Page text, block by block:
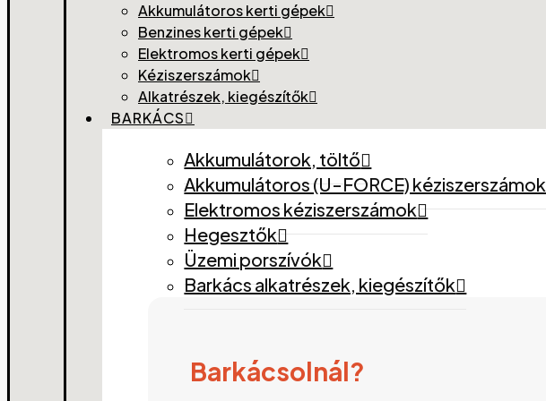
Akkumulátoros kerti gépek
Benzines kerti gépek
Elektromos kerti gépek
Kéziszerszámok
Alkatrészek, kiegészítők
BARKÁCS
Akkumulátorok, töltő
Akkumulátoros (U-FORCE) kéziszerszámok
Elektromos kéziszerszámok
Hegesztők
Üzemi porszívók
Barkács alkatrészek, kiegészítők
Barkácsolnál?